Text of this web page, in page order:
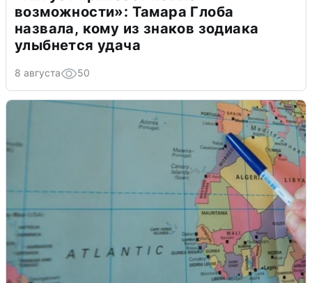
возможности»: Тамара Глоба
назвала, кому из знаков зодиака
улыбнется удача
8 августа 50